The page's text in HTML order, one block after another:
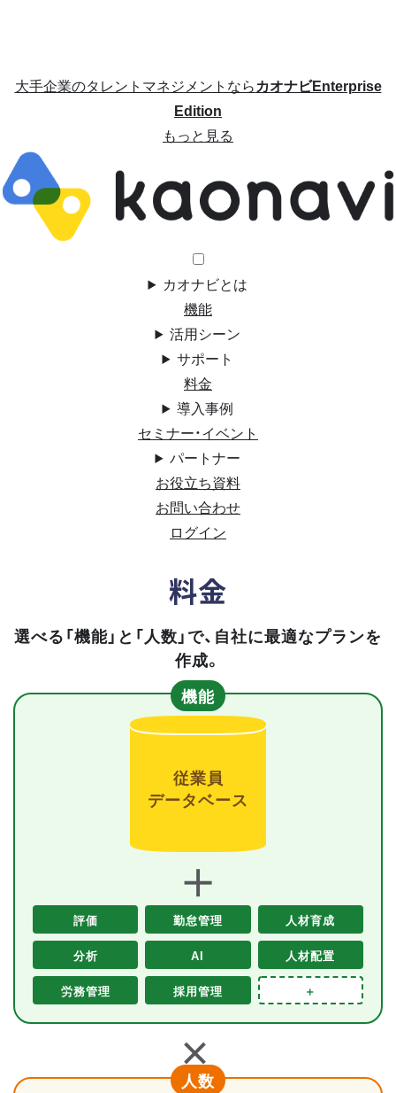
大手企業のタレントマネジメントならカオナビEnterprise
Edition
もっと見る
カオナビとは
機能
活用シーン
サポート
料金
導入事例
セミナー・イベント
パートナー
お役立ち資料
お問い合わせ
ログイン
料金
選べる「機能」と「人数」で、自社に最適なプランを
作成。
機能
従業員
データベース
＋
評価 勤怠管理 人材育成
分析 AI 人材配置
労務管理 採用管理 ＋
＋
人数